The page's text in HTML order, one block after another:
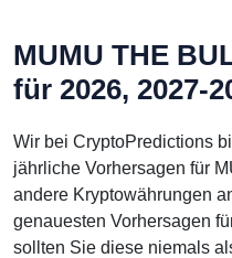
MUMU THE
für 2026, 2027-
Wir bei CryptoPredictions
jährliche Vorhersagen für
andere Kryptowährungen
genauesten Vorhersagen
sollten Sie diese niemals